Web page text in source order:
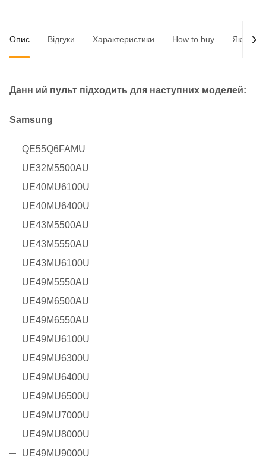
Опис Відгуки Характеристики How to buy Як
Данн ий пульт підходить для наступних моделей:
Samsung
QE55Q6FAMU
UE32M5500AU
UE40MU6100U
UE40MU6400U
UE43M5500AU
UE43M5550AU
UE43MU6100U
UE49M5550AU
UE49M6500AU
UE49M6550AU
UE49MU6100U
UE49MU6300U
UE49MU6400U
UE49MU6500U
UE49MU7000U
UE49MU8000U
UE49MU9000U